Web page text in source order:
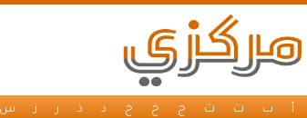
أ ب ت ث ج ح خ د ذ ر ز س